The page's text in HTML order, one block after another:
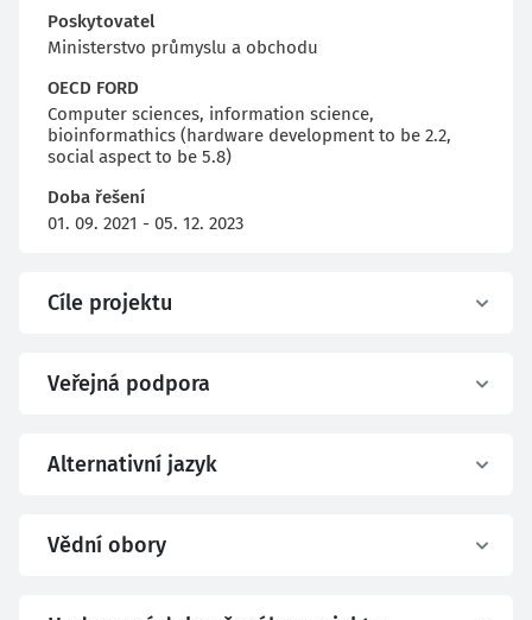
Poskytovatel
Ministerstvo průmyslu a obchodu
OECD FORD
Computer sciences, information science,
bioinformathics (hardware development to be 2.2,
social aspect to be 5.8)
Doba řešení
01. 09. 2021 - 05. 12. 2023
Cíle projektu
Veřejná podpora
Alternativní jazyk
Vědní obory